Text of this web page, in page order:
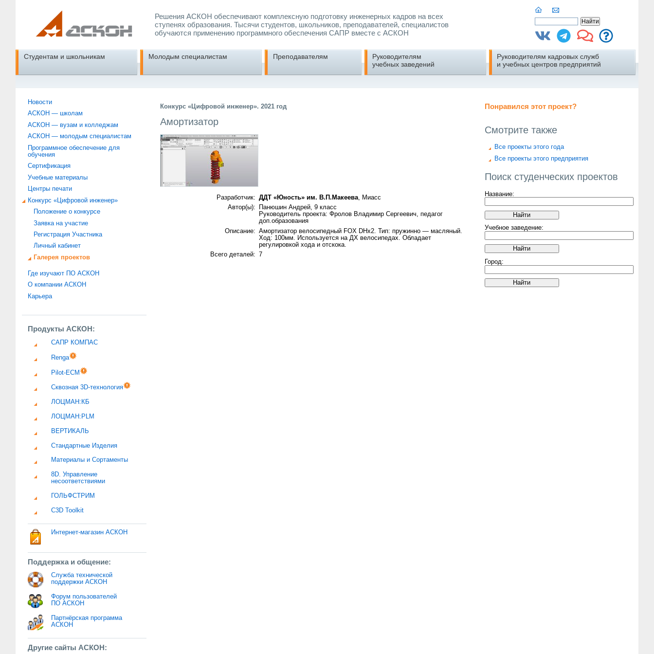
Решения АСКОН обеспечивают комплексную подготовку инженерных кадров на всех
ступенях образования. Тысячи студентов, школьников, преподавателей, специалистов
обучаются применению программного обеспечения САПР вместе с АСКОН
Студентам и школьникам Молодым специалистам Преподавателям
Руководителям
учебных заведений
Руководителям кадровых служб
и учебных центров предприятий
Новости
АСКОН — школам
АСКОН — вузам и колледжам
АСКОН — молодым специалистам
Программное обеспечение для
обучения
Сертификация
Учебные материалы
Центры печати
Конкурс «Цифровой инженер»
Положение о конкурсе
Заявка на участие
Регистрация Участника
Личный кабинет
Галерея проектов
Где изучают ПО АСКОН
О компании АСКОН
Карьера
Продукты АСКОН:
САПР КОМПАС
Renga
Pilot-ECM
Сквозная 3D-технология
ЛОЦМАН:КБ
ЛОЦМАН:PLM
ВЕРТИКАЛЬ
Стандартные Изделия
Материалы и Сортаменты
8D. Управление
несоответствиями
ГОЛЬФСТРИМ
C3D Toolkit
Интернет-магазин АСКОН
Поддержка и общение:
Служба технической
поддержки АСКОН
Форум пользователей
ПО АСКОН
Партнёрская программа
АСКОН
Другие сайты АСКОН:
Понравился этот проект?
Смотрите также
Все проекты этого года
Все проекты этого предприятия
Поиск студенческих проектов
Название:
Учебное заведение:
Город:
Конкурс «Цифровой инженер». 2021 год
Амортизатор
Разработчик: ДДТ «Юность» им. В.П.Макеева, Миасс
Автор(ы):
Панюшин Андрей, 9 класс
Руководитель проекта: Фролов Владимир Сергеевич, педагог
доп.образования
Описание: Амортизатор велосипедный FOX DHx2. Тип: пружинно — масляный.
Ход: 100мм. Используется на ДХ велосипедах. Обладает
регулировкой хода и отскока.
Всего деталей:
7